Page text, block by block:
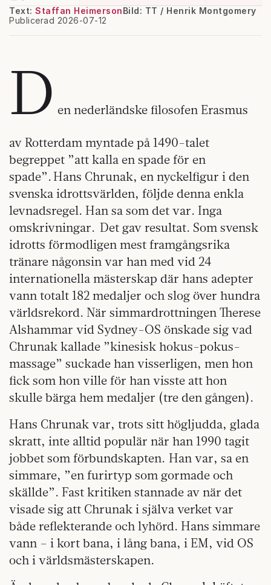
Text: Staffan Heimerson
Publicerad 2026-07-12
Bild: TT / Henrik Montgomery
D en nederländske filosofen Erasmus
av Rotterdam myntade på 1490-talet
begreppet ”att kalla en spade för en
spade”. Hans Chrunak, en nyckelfigur i den
svenska idrottsvärlden, följde denna enkla
levnadsregel. Han sa som det var. Inga
omskrivningar. Det gav resultat. Som svensk
idrotts förmodligen mest framgångsrika
tränare någonsin var han med vid 24
internationella mästerskap där hans adepter
vann totalt 182 medaljer och slog över hundra
världsrekord. När simmardrottningen Therese
Alshammar vid Sydney-OS önskade sig vad
Chrunak kallade ”kinesisk hokus-pokus-
massage” suckade han visserligen, men hon
fick som hon ville för han visste att hon
skulle bärga hem medaljer (tre den gången).
Hans Chrunak var, trots sitt högljudda, glada
skratt, inte alltid populär när han 1990 tagit
jobbet som förbundskapten. Han var, sa en
simmare, ”en furirtyp som gormade och
skällde”. Fast kritiken stannade av när det
visade sig att Chrunak i själva verket var
både reflekterande och lyhörd. Hans simmare
vann – i kort bana, i lång bana, i EM, vid OS
och i världsmästerskapen.